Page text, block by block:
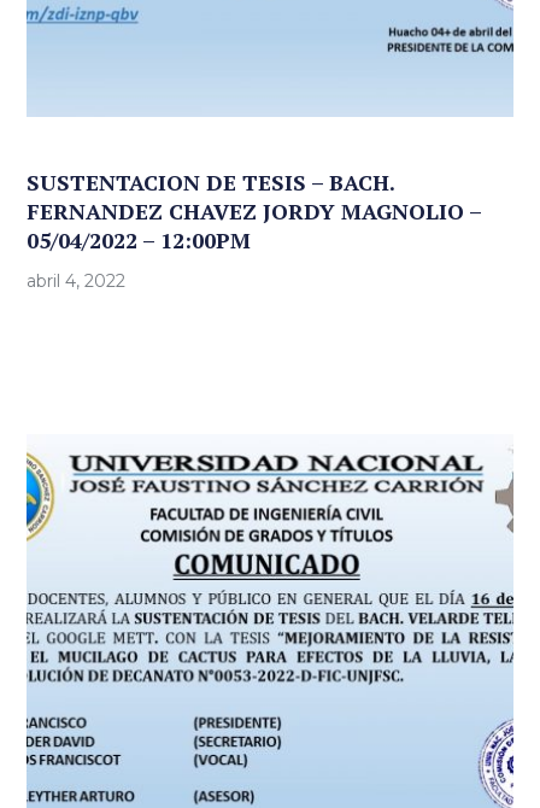
SUSTENTACION DE TESIS – BACH.
FERNANDEZ CHAVEZ JORDY MAGNOLIO –
05/04/2022 – 12:00PM
abril 4, 2022